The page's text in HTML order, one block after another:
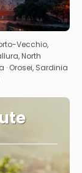
Vecchio,
North
· Orosei, Sardinia